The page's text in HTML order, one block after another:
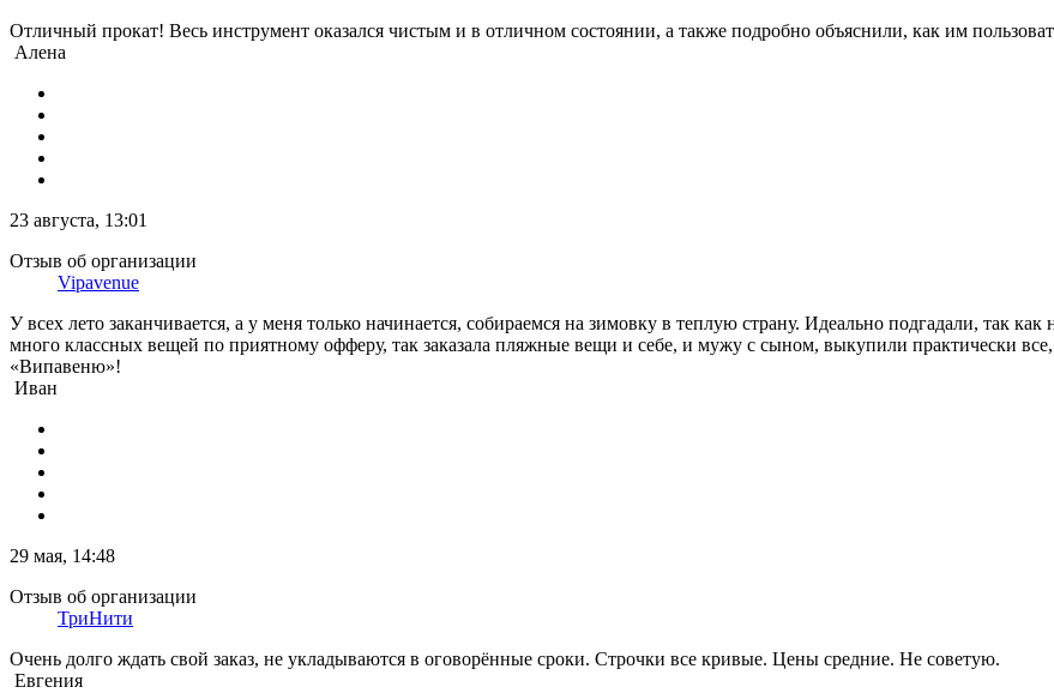
Отличный прокат! Весь инструмент оказался чистым и в отличном состоянии, а также подробно объяснили, как им
Алена
23 августа, 13:01
Отзыв об организации
Vipavenue
У всех лето заканчивается, а у меня только начинается, собираемся на зимовку в теплую страну. Идеально подгадали, так
много классных вещей по приятному офферу, так заказала пляжные вещи и себе, и мужу с сыном, выкупили практически
«Випавеню»!
Иван
29 мая, 14:48
Отзыв об организации
ТриНити
Очень долго ждать свой заказ, не укладываются в оговорённые сроки. Строчки все кривые. Цены средние. Не советую.
Евгения